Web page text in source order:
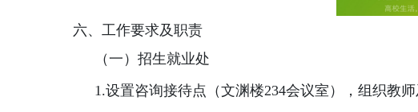
六、工作要求及职责
（一）招生就业处
1.设置咨询接待点（文渊楼234会议室），组织教